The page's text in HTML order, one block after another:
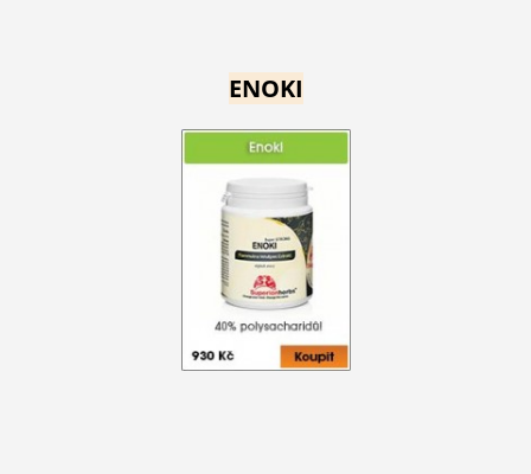
ENOKI